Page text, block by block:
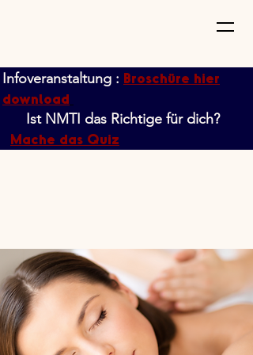
Infoveranstaltung : Broschüre hier
download
Ist NMTI das Richtige für dich?
Mache das Quiz